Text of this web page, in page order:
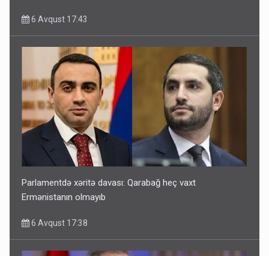
6 Avqust 17:43
Parlamentdə xəritə davası: Qarabağ heç vaxt
Ermənistanın olmayıb
6 Avqust 17:38